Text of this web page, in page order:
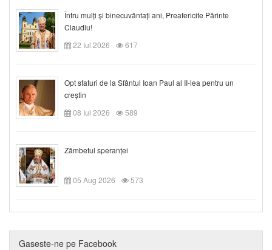
Întru mulți și binecuvântați ani, Preafericite Părinte
Claudiu!
22 Iul 2026
617
Opt sfaturi de la Sfântul Ioan Paul al II-lea pentru un
creștin
08 Iul 2026
589
Zâmbetul speranței
05 Aug 2026 573
Gaseste-ne pe Facebook